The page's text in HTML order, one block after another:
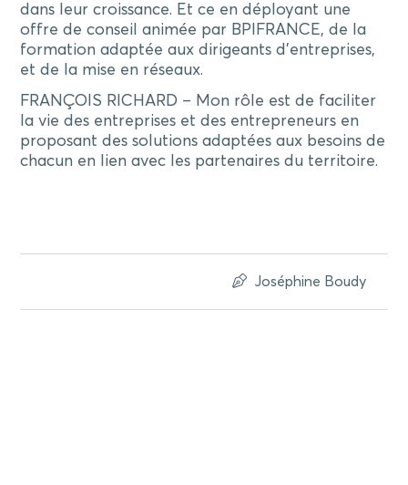
dans leur croissance. Et ce en déployant une
offre de conseil animée par BPIFRANCE, de la
formation adaptée aux dirigeants d’entreprises,
et de la mise en réseaux.
FRANÇOIS RICHARD – Mon rôle est de faciliter
la vie des entreprises et des entrepreneurs en
proposant des solutions adaptées aux besoins de
chacun en lien avec les partenaires du territoire.
Joséphine Boudy